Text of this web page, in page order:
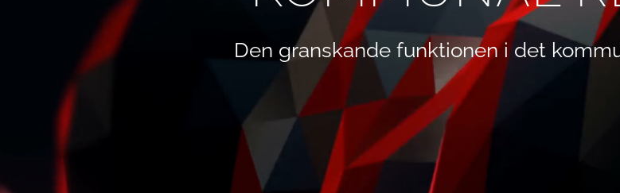
Den granskande funktionen i det